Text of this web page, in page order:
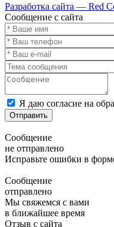
Разработка сайта — Red
Сообщение с сайта
Я даю согласие на
Отправить
Сообщение
не отправлено
Исправьте ошибки в
Сообщение
отправлено
Мы свяжемся с вами
в ближайшее время
Отзыв с сайта